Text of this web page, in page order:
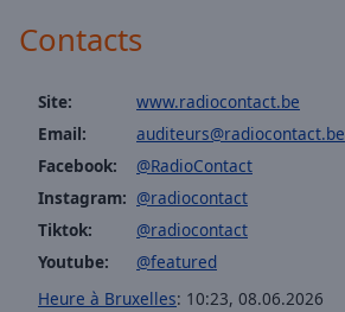
Picture-
Fullscreen
modal
window.
Beginning
Contacts
Site:
www.radiocontact.be
Email:
auditeurs@radiocontact.be
Facebook:
@RadioContact
Instagram: @radiocontact
Tiktok:
@radiocontact
Youtube:
@featured
Heure à Bruxelles: 10:23, 08.06.2026